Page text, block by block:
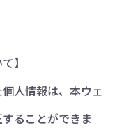
】
人情報は、本ウェ
ることができま